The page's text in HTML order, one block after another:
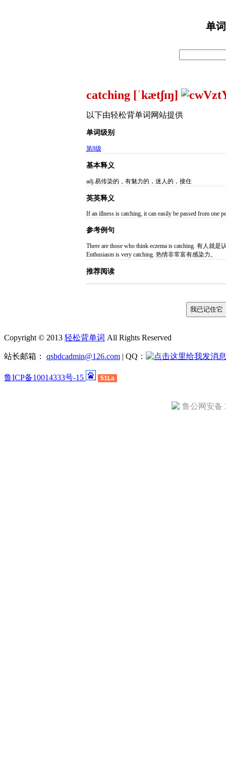
单
catching [ˈkætʃɪŋ]
以下由轻松背单词网站提供
单词级别
第8级
基本释义
adj.易传染的，有魅力的，迷人的，接住
英英释义
If an illness is catching, it can easily be passed from one
参考例句
There are those who think eczema is catching. 有人就
Enthusiasm is very catching. 热情非常富有感染力。
推荐阅读
Copyright © 2013 轻松背单词 All Rights Reserved
站长邮箱： qsbdcadmin@126.com | QQ：
鲁ICP备10014333号-15 51La
鲁公网安备